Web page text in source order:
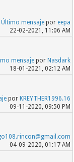
Último mensajepor eepa
22-02-2021, 11:06 AM
mensajepor Nasdark
18-01-2021, 02:12 AM
por KREYTHER1996.16
09-11-2020, 09:50 PM
04-09-2020, 01:17 AM